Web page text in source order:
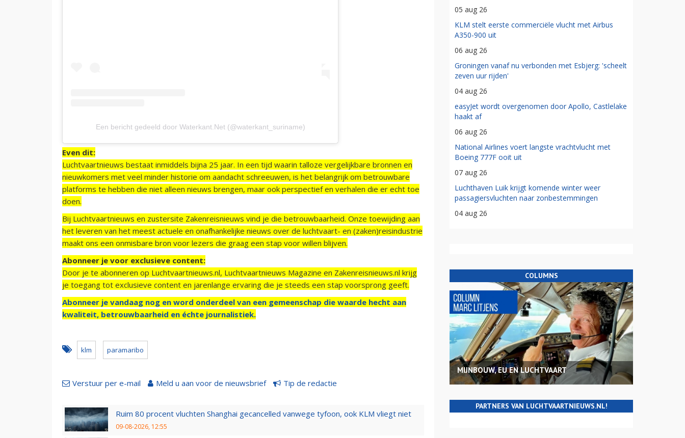
Een bericht gedeeld door Waterkant.Net (@waterkant_suriname)
Even dit:
Luchtvaartnieuws bestaat inmiddels bijna 25 jaar. In een tijd waarin talloze vergelijkbare bronnen en
nieuwkomers met veel minder historie om aandacht schreeuwen, is het belangrijk om betrouwbare
platforms te hebben die niet alleen nieuws brengen, maar ook perspectief en verhalen die er echt toe
doen.
Bij Luchtvaartnieuws en zustersite Zakenreisnieuws vind je die betrouwbaarheid. Onze toewijding aan
het leveren van het meest actuele en onafhankelijke nieuws over de luchtvaart- en (zaken)reisindustrie
maakt ons een onmisbare bron voor lezers die graag een stap voor willen blijven.
Abonneer je voor exclusieve content:
Door je te abonneren op Luchtvaartnieuws.nl, Luchtvaartnieuws Magazine en Zakenreisnieuws.nl krijg
je toegang tot exclusieve content en jarenlange ervaring die je steeds een stap voorsprong geeft.
Abonneer je vandaag nog en word onderdeel van een gemeenschap die waarde hecht aan
kwaliteit, betrouwbaarheid en échte journalistiek.
klm paramaribo
Verstuur per e-mail Meld u aan voor de nieuwsbrief Tip de redactie
Ruim 80 procent vluchten Shanghai gecancelled vanwege tyfoon, ook KLM vliegt niet
09-08-2026, 12:55
05 aug 26
KLM stelt eerste commerciële vlucht met Airbus
A350-900 uit
06 aug 26
Groningen vanaf nu verbonden met Esbjerg: 'scheelt
zeven uur rijden'
04 aug 26
easyJet wordt overgenomen door Apollo, Castlelake
haakt af
06 aug 26
National Airlines voert langste vrachtvlucht met
Boeing 777F ooit uit
07 aug 26
Luchthaven Luik krijgt komende winter weer
passagiersvluchten naar zonbestemmingen
04 aug 26
COLUMNS
MIJNBOUW, EU EN LUCHTVAART
PARTNERS VAN LUCHTVAARTNIEUWS.NL!